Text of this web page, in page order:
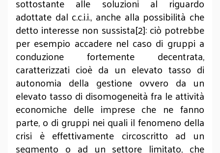
adottate dal c.c.i.i., anche alla possibilità che
detto interesse non sussista[2]: ciò potrebbe
per esempio accadere nel caso di gruppi a
conduzione fortemente decentrata,
caratterizzati cioè da un elevato tasso di
autonomia della gestione ovvero da un
elevato tasso di disomogeneità fra le attività
economiche delle imprese che ne fanno
parte, o di gruppi nei quali il fenomeno della
crisi è effettivamente circoscritto ad un
segmento o ad un settore limitato, che